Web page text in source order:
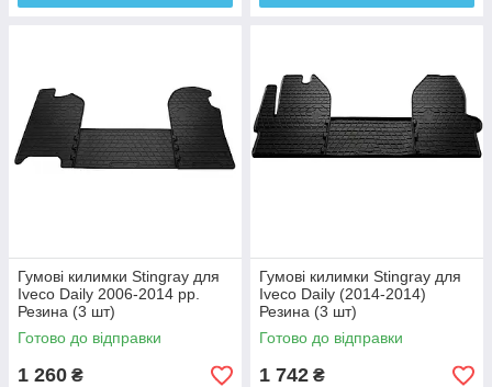
Гумові килимки Stingray для
Iveco Daily 2006-2014 рр.
Резина (3 шт)
Готово до відправки
1 260 ₴
Гумові килимки Stingray для
Iveco Daily (2014-2014)
Резина (3 шт)
Готово до відправки
1 742 ₴